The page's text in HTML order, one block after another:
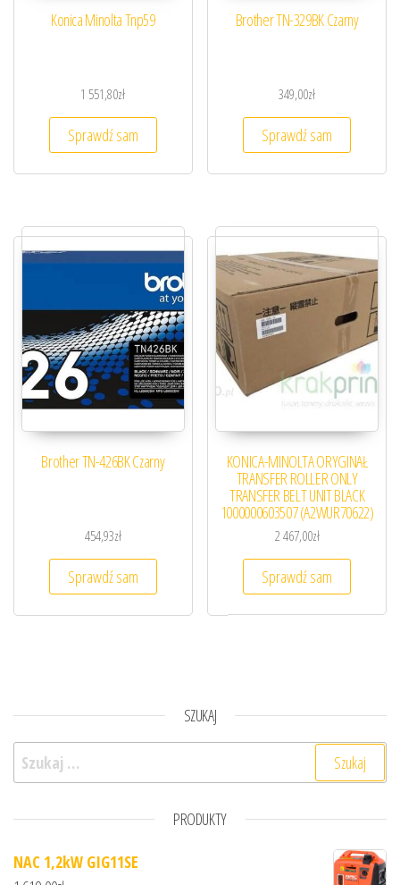
Konica Minolta Tnp59
1 551,80zł
Sprawdź sam
Brother TN-329BK Czarny
349,00zł
Sprawdź sam
Brother TN-426BK Czarny
454,93zł
Sprawdź sam
KONICA-MINOLTA ORYGINAŁ
TRANSFER ROLLER ONLY
TRANSFER BELT UNIT BLACK
1000000603507 (A2WUR70622)
2 467,00zł
Sprawdź sam
SZUKAJ
Szukaj:
PRODUKTY
NAC 1,2kW GIG11SE